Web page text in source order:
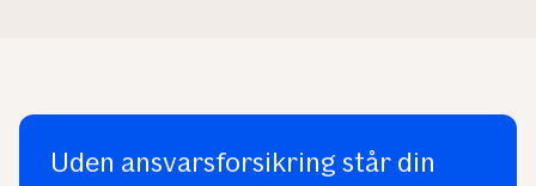
Uden ansvarsforsikring står din